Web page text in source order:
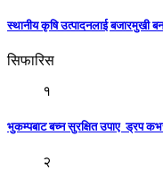
स्थानीय कृषि उत्पादनलाई बजारमुखी
सिफारिस
१
भुकम्पबाट बच्न सुरक्षित उपाए ड्रप कभर
२